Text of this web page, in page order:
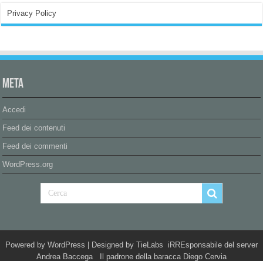
Privacy Policy
Meta
Accedi
Feed dei contenuti
Feed dei commenti
WordPress.org
Powered by WordPress | Designed by TieLabs iRREsponsabile del server
Andrea Baccega Il padrone della baracca Diego Cervia